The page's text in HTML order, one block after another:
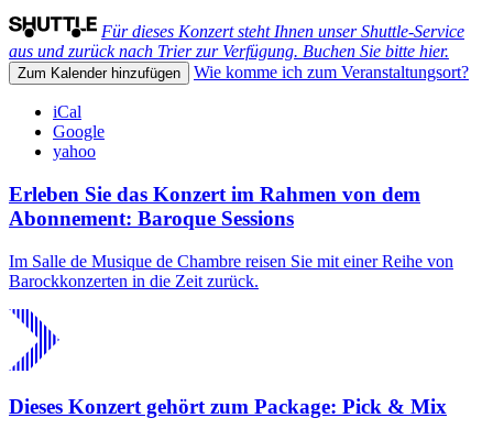
Für dieses Konzert steht Ihnen unser Shuttle-Service
aus und zurück nach Trier zur Verfügung. Buchen Sie bitte hier.
Zum Kalender hinzufügen Wie komme ich zum Veranstaltungsort?
iCal
Google
yahoo
Erleben Sie das Konzert im Rahmen von dem
Abonnement: Baroque Sessions
Im Salle de Musique de Chambre reisen Sie mit einer Reihe von
Barockkonzerten in die Zeit zurück.
Dieses Konzert gehört zum Package: Pick & Mix